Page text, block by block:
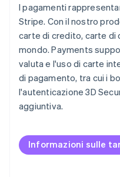
I pagamenti
Stripe. Con il nostro
carte di credito, carte di
mondo. Payments
valuta e l'uso di carte
di pagamento, tra cui i
l'autenticazione 3D
aggiuntiva.
Informazioni sulle
EnglishSvenska
Francia
Français English
Germania
DeutschEnglish
Giappone
日本語English
Gibilterra
English
Grecia
India
English